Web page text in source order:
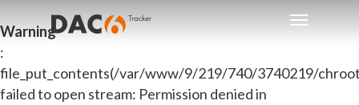
Warning
:
file_put_contents(/var/www/9/219/740/3740219/
failed to open stream: Permission denied in
to
main
content
Menu